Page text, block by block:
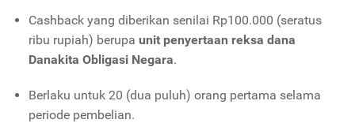
Cashback yang diberikan senilai Rp100.000 (seratus
ribu rupiah) berupa unit penyertaan reksa dana
Danakita Obligasi Negara.
Berlaku untuk 20 (dua puluh) orang pertama selama
periode pembelian.